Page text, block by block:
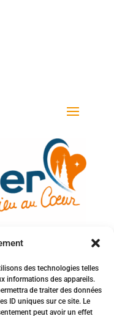
des technologies telles
informations des appareils.
de traiter des données
ID uniques sur ce site. Le
peut avoir un effet
adresse e-mail
à la newsletter